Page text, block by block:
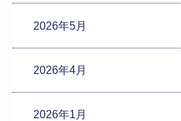
2026年5月
2026年4月
2026年1月